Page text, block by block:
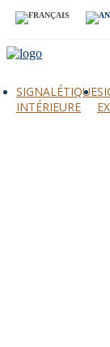
SIGNALÉTIQUE
INTÉRIEURE